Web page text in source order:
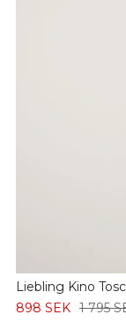
Liebling Kino
898 SEK 1 795